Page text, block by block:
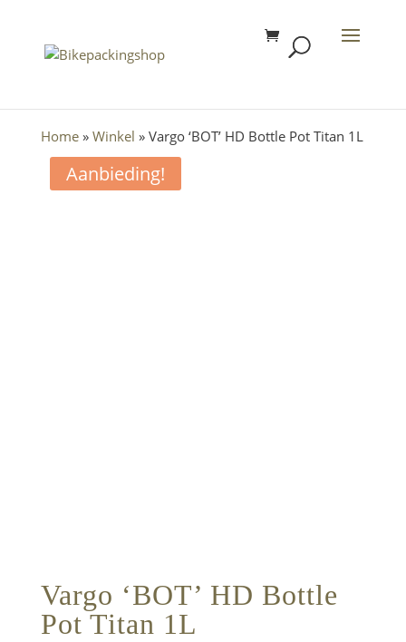
Home» Winkel » Vargo ‘BOT’ HD Bottle Pot Titan 1L
Aanbieding!
Vargo ‘BOT’ HD Bottle
Pot Titan 1L